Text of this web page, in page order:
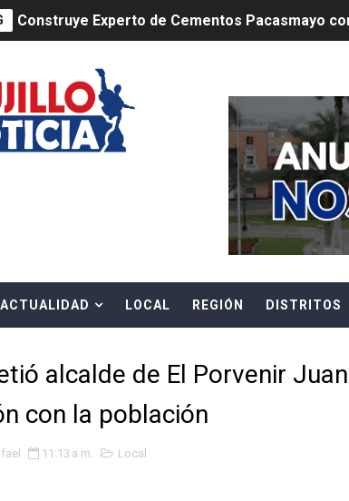
Construye Experto de Cementos Pacasmayo
IPE: Nuevo gobierno debe priorizar el impulso
HIDRANDINA ALERTA SOBRE FALSOS
HIDRANDINA ADVIERTE SOBRE EL PELIGRO DE
HASTA EL 2 DE AGOSTO TIENEN PLAZO PARA
Caja Arequipa lanza tercera edición del
Tres de cada cuatro atenciones del OSIPTEL
OSIPTEL: nueve de cada 10 atenciones a
GEANMARCO QUEZADA PRESTÓ JURAMENTO
14 COLEGIOS DE TRUJILLO Y VIRÚ BUSCAN LA
ACTUALIDAD LOCAL REGIÓN DISTRITOS
alcalde de El Porvenir
con la población
11:13 a.m. Local